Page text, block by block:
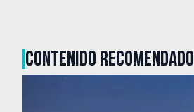
CONTENIDO RECOMENDADO